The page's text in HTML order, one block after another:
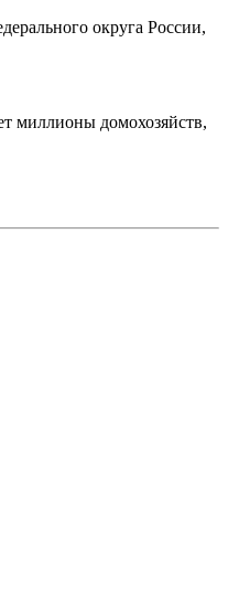
округа России,
миллионы домохозяйств,